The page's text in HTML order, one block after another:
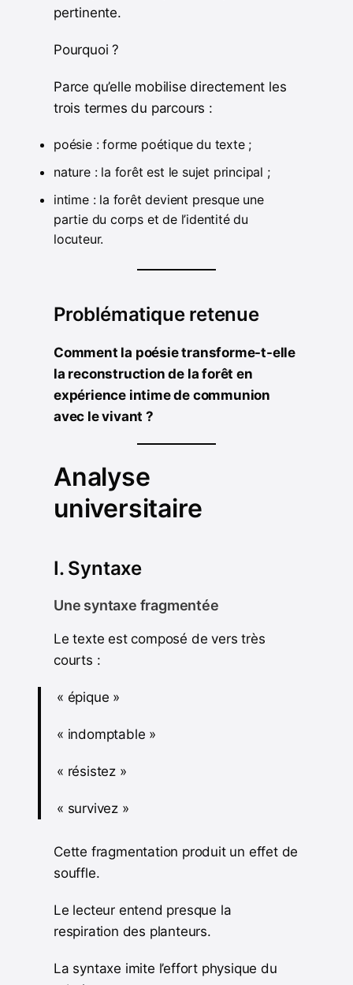
pertinente.
Pourquoi ?
Parce qu’elle mobilise directement les
trois termes du parcours :
poésie : forme poétique du texte ;
nature : la forêt est le sujet principal ;
intime : la forêt devient presque une
partie du corps et de l’identité du
locuteur.
Problématique retenue
Comment la poésie transforme-t-elle
la reconstruction de la forêt en
expérience intime de communion
avec le vivant ?
Analyse
universitaire
I. Syntaxe
Une syntaxe fragmentée
Le texte est composé de vers très
courts :
« épique »
« indomptable »
« résistez »
« survivez »
Cette fragmentation produit un effet de
souffle.
Le lecteur entend presque la
respiration des planteurs.
La syntaxe imite l’effort physique du